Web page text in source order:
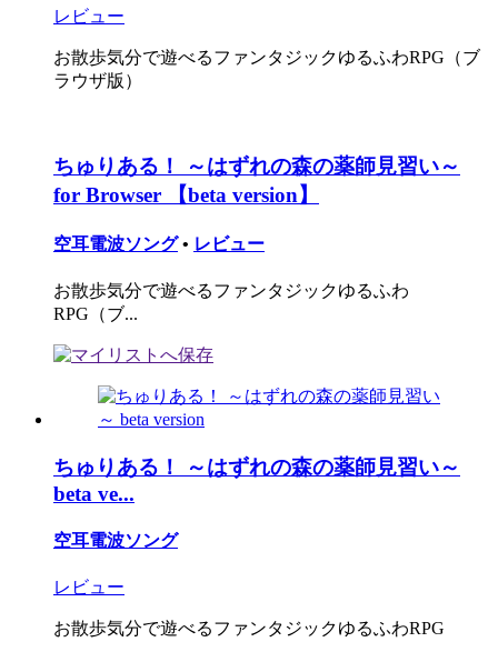
レビュー
お散歩気分で遊べるファンタジックゆるふわRPG（ブ
ラウザ版）
ちゅりある！ ～はずれの森の薬師見習い～
for Browser 【beta version】
空耳電波ソング • レビュー
お散歩気分で遊べるファンタジックゆるふわ
RPG（ブ...
ちゅりある！ ～はずれの森の薬師見習い～
beta ve...
空耳電波ソング
レビュー
お散歩気分で遊べるファンタジックゆるふわRPG